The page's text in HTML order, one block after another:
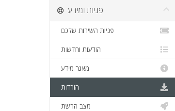
פניות ומידע
פניות השירות שלכם
הודעות וחדשות
מאגר מידע
הורדות
מצב הרשת